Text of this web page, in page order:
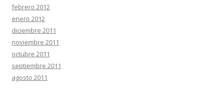
febrero 2012
enero 2012
diciembre 2011
noviembre 2011
octubre 2011
septiembre 2011
agosto 2011